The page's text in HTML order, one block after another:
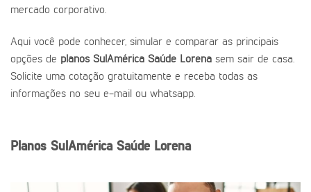
mercado corporativo.
Aqui você pode conhecer, simular e comparar as principais
opções de planos SulAmérica Saúde Lorena sem sair de casa.
Solicite uma cotação gratuitamente e receba todas as
informações no seu e-mail ou whatsapp.
Planos SulAmérica Saúde Lorena